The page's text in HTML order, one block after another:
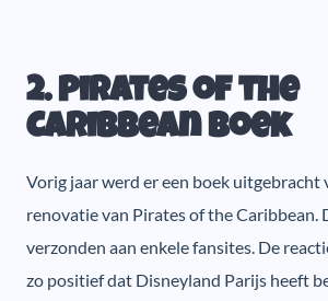
2. Pirates of the
Caribbean boek
Vorig jaar werd er een boek uitgebracht
renovatie van Pirates of the Caribbean.
verzonden aan enkele fansites. De
zo positief dat Disneyland Parijs heeft